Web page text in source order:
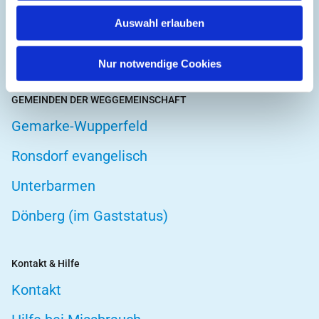
Auswahl erlauben
Nur notwendige Cookies
Telefonseelsorge
GEMEINDEN DER WEGGEMEINSCHAFT
Gemarke-Wupperfeld
Ronsdorf evangelisch
Unterbarmen
Dönberg (im Gaststatus)
Kontakt & Hilfe
Kontakt